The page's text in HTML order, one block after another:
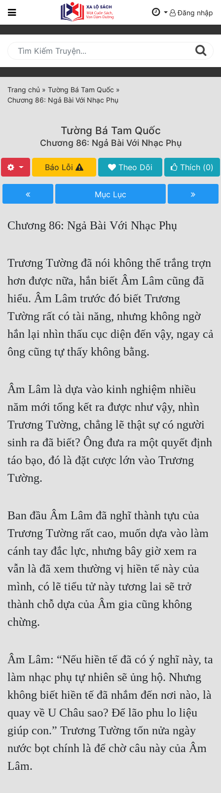
Trang
Mới
Cập
Nhật
(current)
Tất Cả
Hoàn Thành
Truyện Convert
Truyện Dịch
Truyện Nhập Môn
Truyện ngắn
Xa Lộ Dịch
Cung Đấu
Cạnh Kỹ
Cổ Tiên Hiệp
Cổ Đại
Dị Năng
Gia Đấu
Góc Nhìn Nam
Góc Nhìn Nữ
Huyền Huyễn
Huyền Nghi
Hài Hước
Khoa Huyễn
Khoa Huyễn Không Gian
Kinh Dị
Đăng nhập
Trang chủ » Tường Bá Tam Quốc »
Chương 86: Ngả Bài Với Nhạc Phụ
Tường Bá Tam Quốc
Chương 86: Ngả Bài Với Nhạc Phụ
Báo Lỗi Theo Dõi Thích (0)
Mục Lục
Chương 86: Ngả Bài Với Nhạc Phụ
Trương Tường đã nói không thể trắng trợn
hơn được nữa, hắn biết Âm Lâm cũng đã
hiểu. Âm Lâm trước đó biết Trương
Tường rất có tài năng, nhưng không ngờ
hắn lại nhìn thấu cục diện đến vậy, ngay cả
ông cũng tự thấy không bằng.
Âm Lâm là dựa vào kinh nghiệm nhiều
năm mới tổng kết ra được như vậy, nhìn
Trương Tường, chẳng lẽ thật sự có người
sinh ra đã biết? Ông đưa ra một quyết định
táo bạo, đó là đặt cược lớn vào Trương
Tường.
Ban đầu Âm Lâm đã nghĩ thành tựu của
Trương Tường rất cao, muốn dựa vào làm
cánh tay đắc lực, nhưng bây giờ xem ra
vẫn là đã xem thường vị hiền tế này của
mình, có lẽ tiểu tử này tương lai sẽ trở
thành chỗ dựa của Âm gia cũng không
chừng.
Âm Lâm: “Nếu hiền tế đã có ý nghĩ này, ta
làm nhạc phụ tự nhiên sẽ ủng hộ. Nhưng
không biết hiền tế đã nhắm đến nơi nào, là
quay về U Châu sao? Để lão phu lo liệu
giúp con.” Trương Tường tốn nửa ngày
nước bọt chính là để chờ câu này của Âm
Lâm.